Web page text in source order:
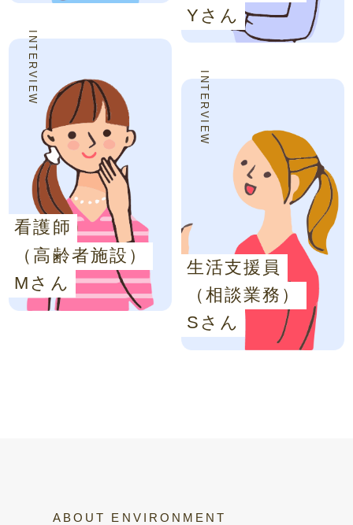
Yさん
INTERVIEW
看護師
（高齢者施設）
Mさん
INTERVIEW
生活支援員
（相談業務）
Sさん
ABOUT ENVIRONMENT